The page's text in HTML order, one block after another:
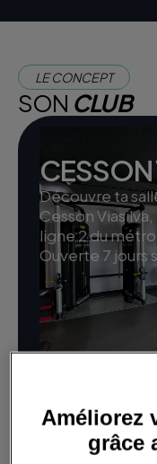
LE CONCEPT
SON CLUB
CESSON
Découvre ta
Cesson
ligne 2 du
Ouverte 7 jours
Améliorez
grâce